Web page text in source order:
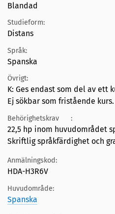
Blandad
Studieform:
Distans
Språk:
Spanska
Övrigt:
K: Ges endast som del av ett
Ej sökbar som fristående kurs.
Behörighetskrav :
22,5 hp inom huvudområdet
Skriftlig språkfärdighet och
Anmälningskod:
HDA-H3R6V
Huvudområde:
Spanska